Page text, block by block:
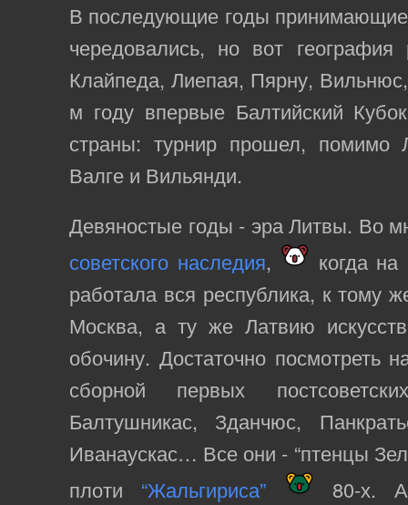
В последующие годы
чередовались, но вот география
Клайпеда, Лиепая, Пярну,
м году впервые Балтийский
страны: турнир прошел, помимо
Валге и Вильянди.
Девяностые годы - эра Литвы. Во
советского наследия,
когда на
работала вся республика, к тому
Москва, а ту же Латвию
обочину. Достаточно посмотреть
сборной первых
Балтушникас, Зданчюс,
Иванаускас… Все они - “птенцы
плоти “Жальгириса”
80-х.